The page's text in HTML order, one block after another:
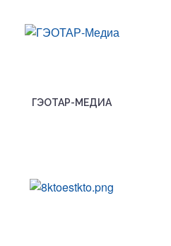
ГЭОТАР-МЕДИА